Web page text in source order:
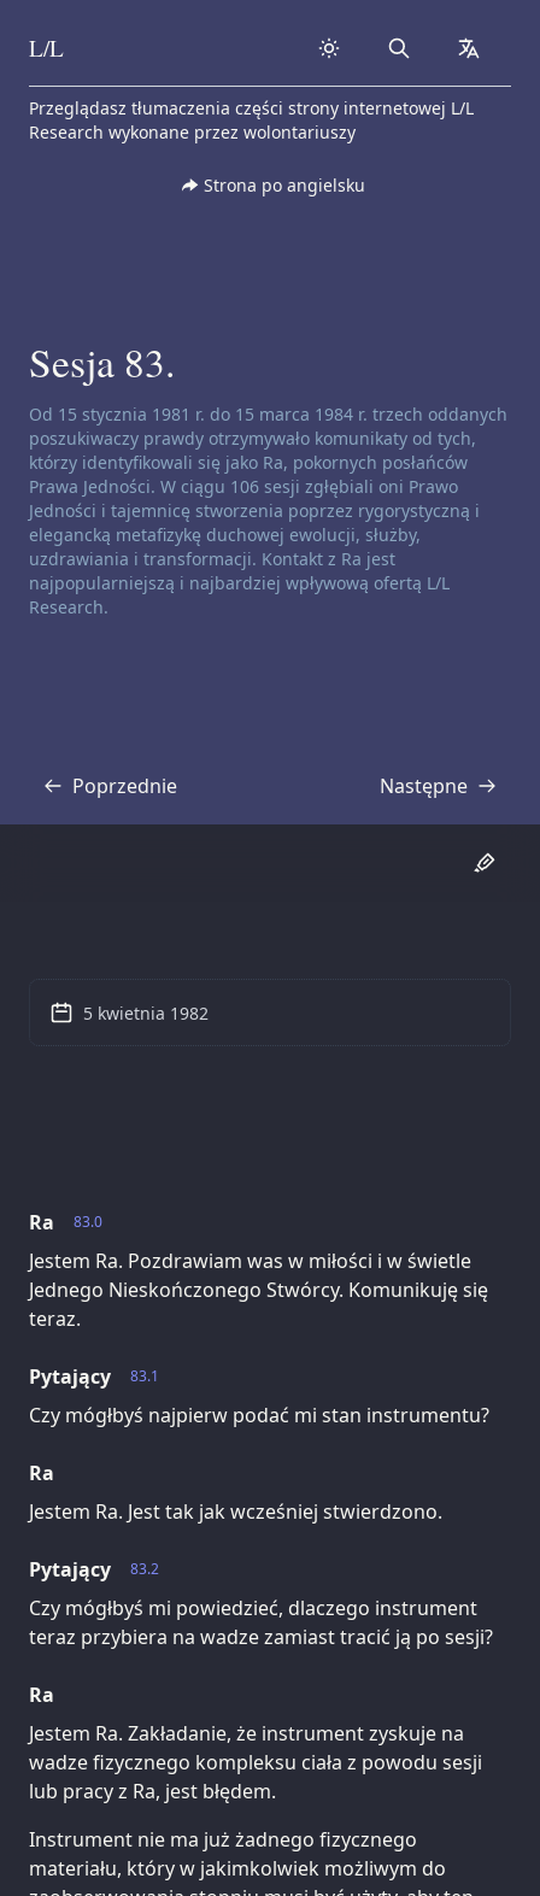
Skip to content
L/L Search
Przeglądasz tłumaczenia części strony internetowej L/L
Research wykonane przez wolontariuszy
Strona po angielsku
Sesja 83.
Zastrzeżenie dotyczące kanałów:
Od 15 stycznia 1981 r. do 15 marca 1984 r. trzech oddanych
poszukiwaczy prawdy otrzymywało komunikaty od tych,
którzy identyfikowali się jako Ra, pokornych posłańców
Prawa Jedności. W ciągu 106 sesji zgłębiali oni Prawo
Jedności i tajemnicę stworzenia poprzez rygorystyczną i
elegancką metafizykę duchowej ewolucji, służby,
uzdrawiania i transformacji. Kontakt z Ra jest
najpopularniejszą i najbardziej wpływową ofertą L/L
Research.
Poprzednie
Transkrypcja Następne
Transkrypcja
83.0
Ra
Jestem Ra. Pozdrawiam was w miłości i w świetle
Jednego Nieskończonego Stwórcy. Komunikuję się
teraz.
83.1
Pytający
Czy mógłbyś najpierw podać mi stan instrumentu?
Ra
Jestem Ra. Jest tak jak wcześniej stwierdzono.
83.2
Pytający
Czy mógłbyś mi powiedzieć, dlaczego instrument
teraz przybiera na wadze zamiast tracić ją po sesji?
Ra
Jestem Ra. Zakładanie, że instrument zyskuje na
wadze fizycznego kompleksu ciała z powodu sesji
lub pracy z Ra, jest błędem.
Instrument nie ma już żadnego fizycznego
materiału, który w jakimkolwiek możliwym do
5 kwietnia 1982